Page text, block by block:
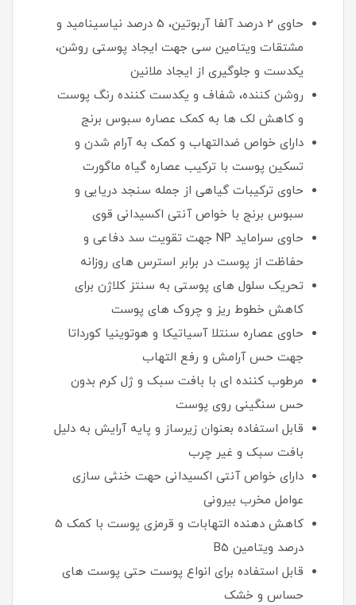
حاوی 2 درصد آلفا آربوتین، 5 درصد نیاسینامید و
مشتقات ویتامین سی جهت ایجاد پوستی روشن،
یکدست و جلوگیری از ایجاد ملانین
روشن کننده، شفاف و یکدست کننده رنگ پوست
و کاهش لک ها به کمک عصاره سبوس برنج
دارای خواص ضدالتهاب و کمک به آرام شدن و
تسکین پوست با ترکیب عصاره گیاه ماگورت
حاوی ترکیبات گیاهی از جمله سنجد دریایی و
سبوس برنج با خواص آنتی اکسیدانی قوی
حاوی سراماید NP جهت تقویت سد دفاعی و
حفاظت از پوست در برابر استرس های روزانه
تحریک سلول های پوستی به سنتز کلاژن برای
کاهش خطوط ریز و چروک های پوست
حاوی عصاره سنتلا آسیاتیکا و هوتوینیا کورداتا
جهت حس آرامش و رفع التهاب
مرطوب کننده ای با بافت سبک و ژل کرم بدون
حس سنگینی روی پوست
قابل استفاده بعنوان زیرساز و پایه آرایش به دلیل
بافت سبک و غیر چرب
دارای خواص آنتی اکسیدانی حهت خنثی سازی
عوامل مخرب بیرونی
کاهش دهنده التهابات و قرمزی پوست با کمک 5
درصد ویتامین B5
قابل استفاده برای انواع پوست حتی پوست های
حساس و خشک